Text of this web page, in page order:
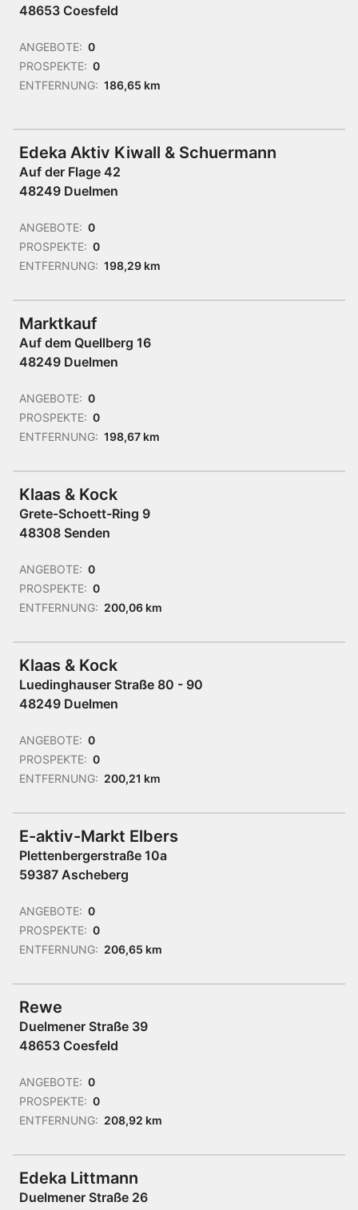
48653 Coesfeld
ANGEBOTE: 0
PROSPEKTE: 0
ENTFERNUNG: 186,65 km
Edeka Aktiv Kiwall & Schuermann
Auf der Flage 42
48249 Duelmen
ANGEBOTE: 0
PROSPEKTE: 0
ENTFERNUNG: 198,29 km
Marktkauf
Auf dem Quellberg 16
48249 Duelmen
ANGEBOTE: 0
PROSPEKTE: 0
ENTFERNUNG: 198,67 km
Klaas & Kock
Grete-Schoett-Ring 9
48308 Senden
ANGEBOTE: 0
PROSPEKTE: 0
ENTFERNUNG: 200,06 km
Klaas & Kock
Luedinghauser Straße 80 - 90
48249 Duelmen
ANGEBOTE: 0
PROSPEKTE: 0
ENTFERNUNG: 200,21 km
E-aktiv-Markt Elbers
Plettenbergerstraße 10a
59387 Ascheberg
ANGEBOTE: 0
PROSPEKTE: 0
ENTFERNUNG: 206,65 km
Rewe
Duelmener Straße 39
48653 Coesfeld
ANGEBOTE: 0
PROSPEKTE: 0
ENTFERNUNG: 208,92 km
Edeka Littmann
Duelmener Straße 26